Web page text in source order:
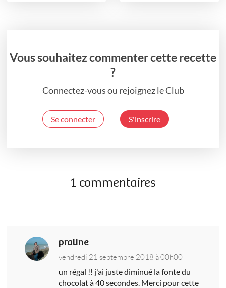
Vous souhaitez commenter cette recette
?
Connectez-vous ou rejoignez le Club
Se connecter S'inscrire
1 commentaires
praline
vendredi 21 septembre 2018 à 00h00
un régal !! j'ai juste diminué la fonte du
chocolat à 40 secondes. Merci pour cette